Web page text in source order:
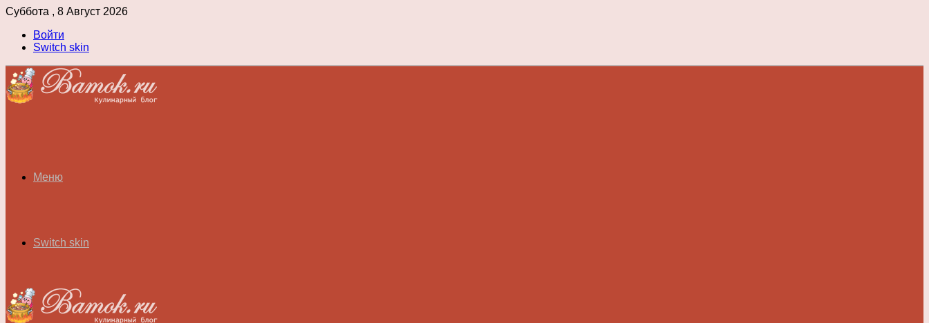
Суббота , 8 Август 2026
Войти
Switch skin
Меню
Switch skin